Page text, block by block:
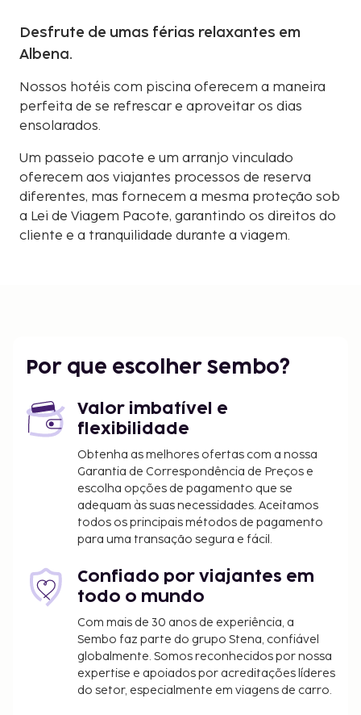
Desfrute de umas férias relaxantes em
Albena.
Nossos hotéis com piscina oferecem a maneira
perfeita de se refrescar e aproveitar os dias
ensolarados.
Um passeio pacote e um arranjo vinculado
oferecem aos viajantes processos de reserva
diferentes, mas fornecem a mesma proteção sob
a Lei de Viagem Pacote, garantindo os direitos do
cliente e a tranquilidade durante a viagem.
Por que escolher Sembo?
Valor imbatível e
flexibilidade
Obtenha as melhores ofertas com a nossa
Garantia de Correspondência de Preços e
escolha opções de pagamento que se
adequam às suas necessidades. Aceitamos
todos os principais métodos de pagamento
para uma transação segura e fácil.
Confiado por viajantes em
todo o mundo
Com mais de 30 anos de experiência, a
Sembo faz parte do grupo Stena, confiável
globalmente. Somos reconhecidos por nossa
expertise e apoiados por acreditações líderes
do setor, especialmente em viagens de carro.